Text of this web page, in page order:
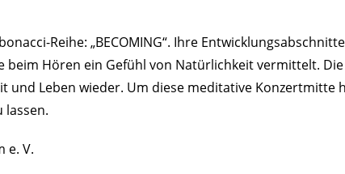
Reihe: „BECOMING“. Ihre
Hören ein Gefühl von Natürlichkeit vermittelt.
und Leben wieder. Um diese meditative
lassen.
e. V.